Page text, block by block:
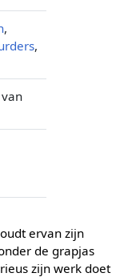
,
,
ervan zijn
de grapjas
zijn werk doet